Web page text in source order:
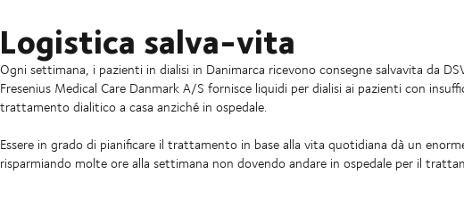
Logistica salva-vita
Ogni settimana, i pazienti in dialisi in Danimarca ricevono consegne salvavita da
Fresenius Medical Care Danmark A/S fornisce liquidi per dialisi ai pazienti con
trattamento dialitico a casa anziché in ospedale.
Essere in grado di pianificare il trattamento in base alla vita quotidiana dà un
risparmiando molte ore alla settimana non dovendo andare in ospedale per il